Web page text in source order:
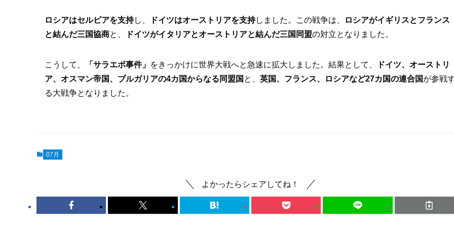
ロシアはセルビアを支持し、 ドイツはオーストリアを支持しました。この戦争は、
ロシアがイギリスとフランス
と結んだ三国協商と、 ドイツがイタリアとオーストリアと結んだ三国同盟の対立となりました。
こうして、 「サラエボ事件」 をきっかけに世界大戦へと急速に拡大しました。結果として、
ドイツ、オーストリ
ア、オスマン帝国、ブルガリアの4カ国からなる同盟国 と、 英国、フランス、ロシアなど27カ国の連合国が参戦
る大戦争となりました。
07月
よかったらシェアしてね！